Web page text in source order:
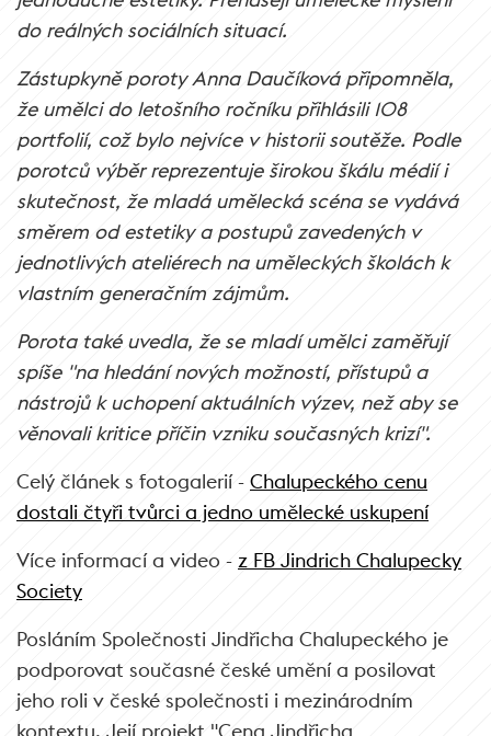
do reálných sociálních situací.
Zástupkyně poroty Anna Daučíková připomněla,
že umělci do letošního ročníku přihlásili 108
portfolií, což bylo nejvíce v historii soutěže. Podle
porotců výběr reprezentuje širokou škálu médií i
skutečnost, že mladá umělecká scéna se vydává
směrem od estetiky a postupů zavedených v
jednotlivých ateliérech na uměleckých školách k
vlastním generačním zájmům.
Porota také uvedla, že se mladí umělci zaměřují
spíše "na hledání nových možností, přístupů a
nástrojů k uchopení aktuálních výzev, než aby se
věnovali kritice příčin vzniku současných krizí".
Celý článek s fotogalerií - Chalupeckého cenu
dostali čtyři tvůrci a jedno umělecké uskupení
Více informací a video - z FB Jindrich Chalupecky
Society
Posláním Společnosti Jindřicha Chalupeckého je
podporovat současné české umění a posilovat
jeho roli v české společnosti i mezinárodním